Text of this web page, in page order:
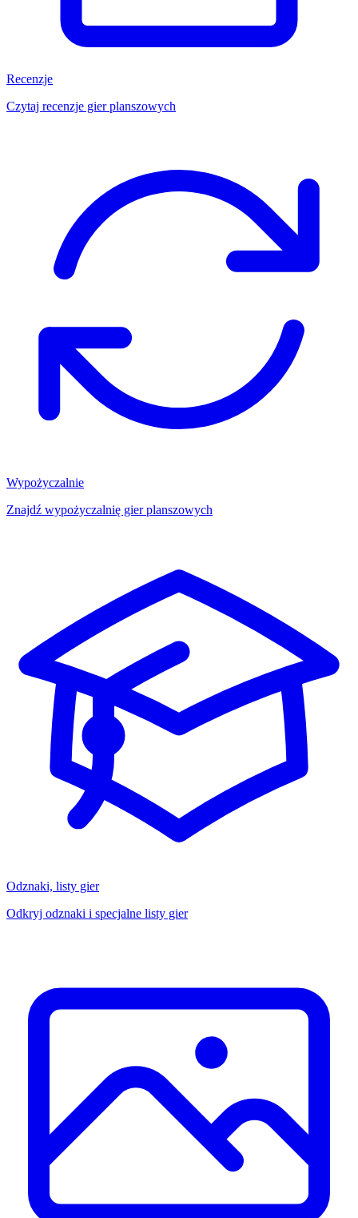
Recenzje
Czytaj recenzje gier planszowych
Wypożyczalnie
Znajdź wypożyczalnię gier planszowych
Odznaki, listy gier
Odkryj odznaki i specjalne listy gier